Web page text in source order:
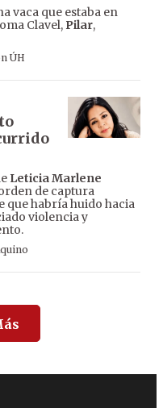
vaca que estaba en
Clavel, Pilar,
ÚH
Leticia Marlene
de captura
que habría huido hacia
violencia y